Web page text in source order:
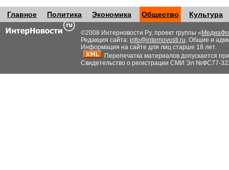
Главное Политика Экономика Общество Культура
©2008 Интерновости.Ру, проект группы «
Редакция сайта: info@internovosti.ru. Общие и
Информация на сайте для лиц старше 18 лет.
Перепечатка материалов допускается
Свидетельство о регистрации СМИ Эл №ФС77-